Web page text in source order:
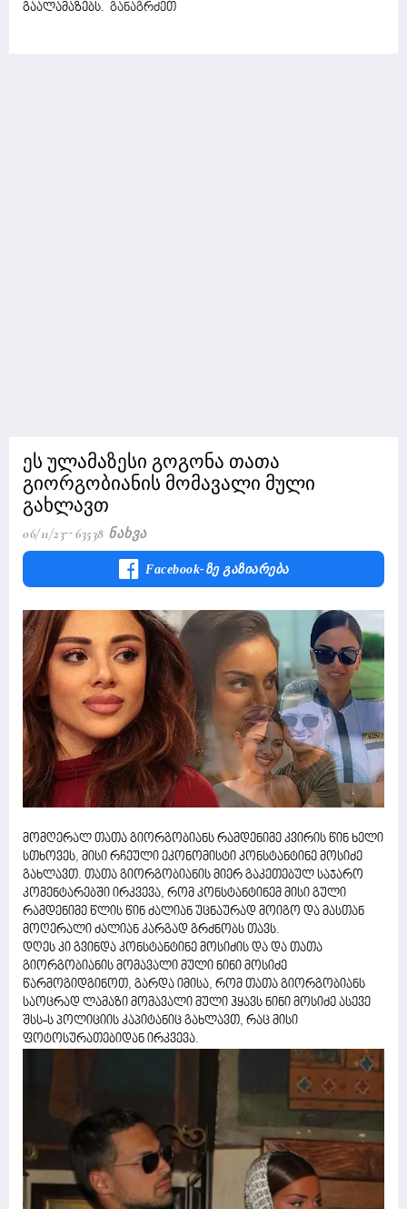
გაალამაზებს. განაგრძეთ
ეს ულამაზესი გოგონა თათა
გიორგობიანის მომავალი მული
გახლავთ
06/11/23 63538 Ნახვა
Facebook-Ზე Გაზიარება
მომღერალ თათა გიორგობიანს რამდენიმე კვირის წინ ხელი
სთხოვეს, მისი რჩეული ეკონომისტი კონსტანტინე მოსიძე
გახლავთ. თათა გიორგობიანის მიერ გაკეთებულ საჯარო
კომენტარებში ირკვევა, რომ კონსტანტინემ მისი გული
რამდენიმე წლის წინ ძალიან უცნაურად მოიგო და მასთან
მოღერალი ძალიან კარგად გრძნობს თავს.
დღეს კი გვინდა კონსტანტინე მოსიძის და და თათა
გიორგობიანის მომავალი მული ნინი მოსიძე
წარმოგიდგინოთ, გარდა იმისა, რომ თათა გიორგობიანს
საოცრად ლამაზი მომავალი მული ჰყავს ნინი მოსიძე ასევე
შსს-ს პოლიციის კაპიტანიც გახლავთ, რაც მისი
ფოტოსურათებიდან ირკვევა.